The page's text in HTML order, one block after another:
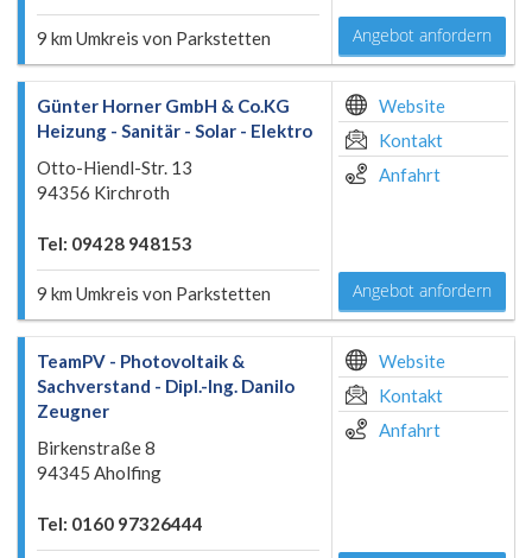
9 km Umkreis von Parkstetten Angebot anfordern
Günter Horner GmbH & Co.KG
Heizung - Sanitär - Solar - Elektro
Otto-Hiendl-Str. 13
94356 Kirchroth
Tel: 09428 948153
9 km Umkreis von Parkstetten
Website
Kontakt
Anfahrt
Angebot anfordern
TeamPV - Photovoltaik &
Sachverstand - Dipl.-Ing. Danilo
Zeugner
Birkenstraße 8
94345 Aholfing
Tel: 0160 97326444
Website
Kontakt
Anfahrt